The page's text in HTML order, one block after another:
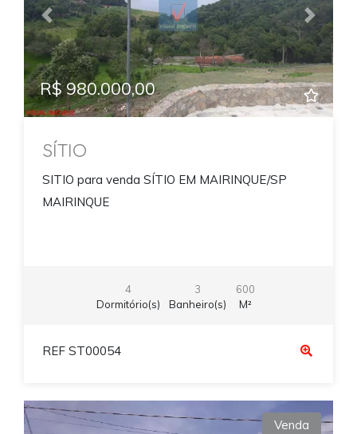
Previous Next
R$ 980.000,00
SÍTIO
SITIO para venda SÍTIO EM MAIRINQUE/SP
MAIRINQUE
4
Dormitório(s)
3
Banheiro(s)
600
M²
REF ST00054
Venda